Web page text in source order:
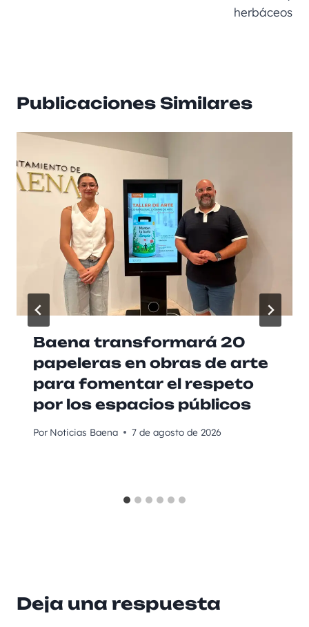
herbáceos
Publicaciones Similares
Baena transformará 20
papeleras en obras de arte
para fomentar el respeto
por los espacios públicos
Por Noticias Baena 7 de agosto de 2026
Deja una respuesta